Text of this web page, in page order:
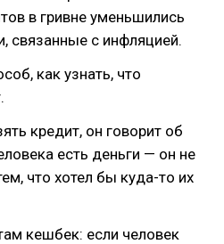
в гривне уменьшились
связанные с инфляцией.
как узнать, что
кредит, он говорит об
есть деньги — он не
что хотел бы куда-то их
кешбек: если человек